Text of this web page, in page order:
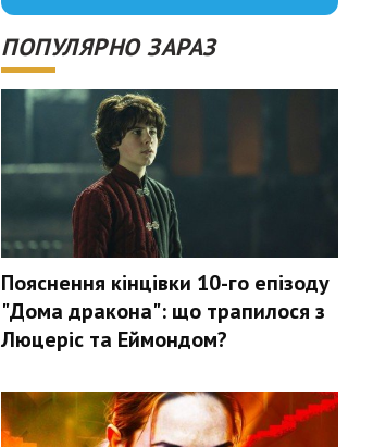
ПОПУЛЯРНО ЗАРАЗ
Пояснення кінцівки 10-го епізоду
"Дома дракона": що трапилося з
Люцеріс та Еймондом?